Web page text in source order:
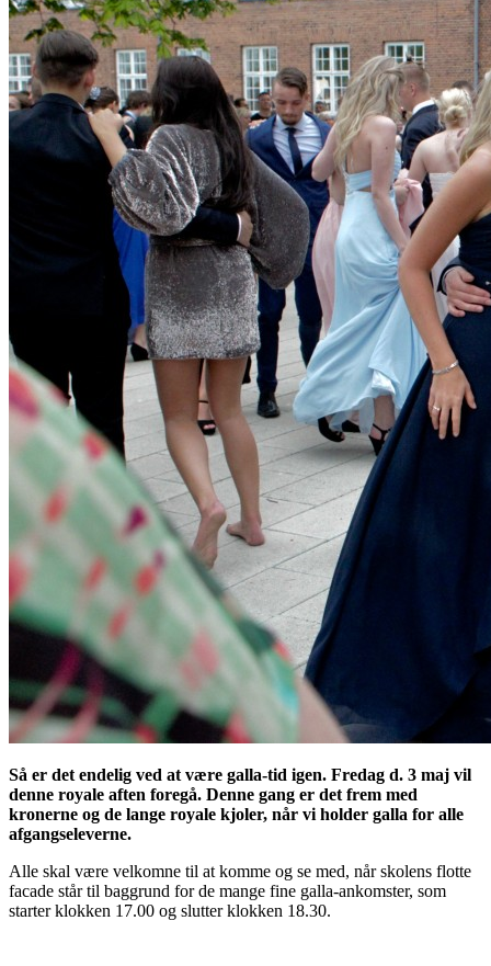
Så er det endelig ved at være galla-tid igen. Fredag d. 3 maj vil
denne royale aften foregå. Denne gang er det frem med
kronerne og de lange royale kjoler, når vi holder galla for alle
afgangseleverne.
Alle skal være velkomne til at komme og se med, når skolens flotte
facade står til baggrund for de mange fine galla-ankomster, som
starter klokken 17.00 og slutter klokken 18.30.